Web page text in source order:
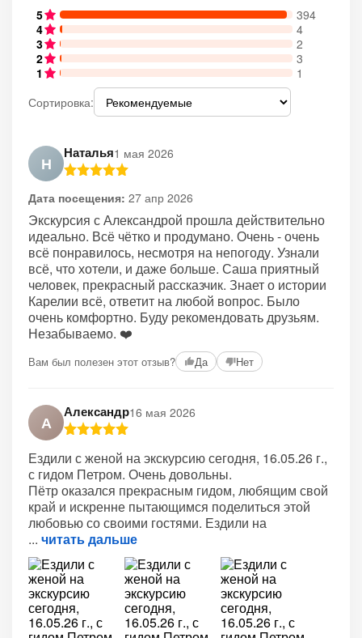
5
394
4
4
3
2
2
3
1
1
Сортировка:
Н
Наталья1 мая 2026
Дата посещения: 27 апр 2026
Экскурсия с Александрой прошла действительно
идеально. Всё чётко и продумано. Очень - очень
всё понравилось, несмотря на непогоду. Узнали
всё, что хотели, и даже больше. Саша приятный
человек, прекрасный рассказчик. Знает о истории
Карелии всё, ответит на любой вопрос. Было
очень комфортно. Буду рекомендовать друзьям.
Незабываемо. ❤️
Вам был полезен этот отзыв? Да Нет
А
Александр16 мая 2026
Ездили с женой на экскурсию сегодня, 16.05.26 г.,
с гидом Петром. Очень довольны.
Пётр оказался прекрасным гидом, любящим свой
край и искренне пытающимся поделиться этой
любовью со своими гостями. Ездили на
читать дальше